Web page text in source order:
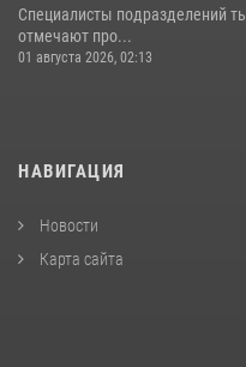
Специалисты подразделений
отмечают про...
01 августа 2026, 02:13
НАВИГАЦИЯ
Новости
Карта сайта